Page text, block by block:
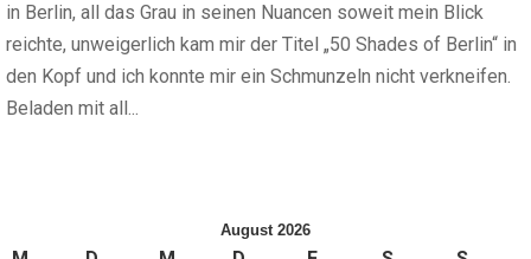
in Berlin, all das Grau in seinen Nuancen soweit mein Blick
reichte, unweigerlich kam mir der Titel „50 Shades of Berlin“ in
den Kopf und ich konnte mir ein Schmunzeln nicht verkneifen.
Beladen mit all...
August 2026